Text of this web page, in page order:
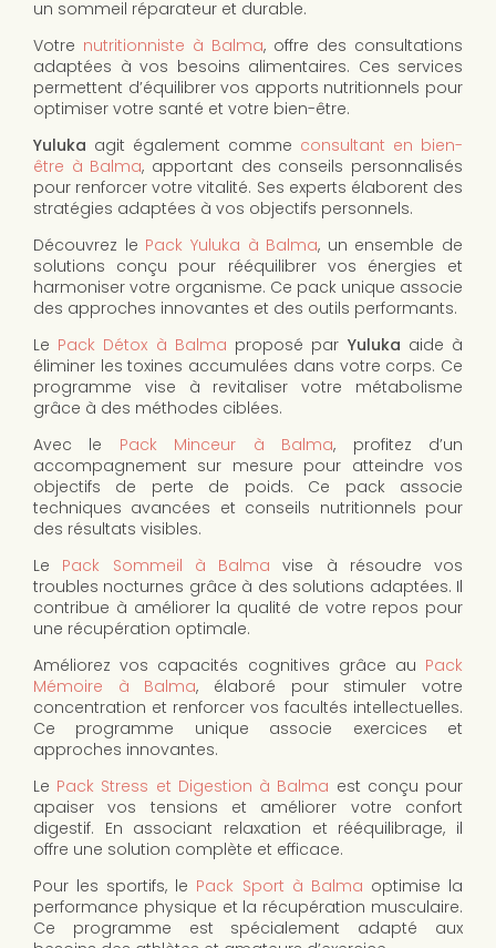
un sommeil réparateur et durable.
Votre nutritionniste à Balma, offre des consultations
adaptées à vos besoins alimentaires. Ces services
permettent d’équilibrer vos apports nutritionnels pour
optimiser votre santé et votre bien-être.
Yuluka agit également comme consultant en bien-
être à Balma, apportant des conseils personnalisés
pour renforcer votre vitalité. Ses experts élaborent des
stratégies adaptées à vos objectifs personnels.
Découvrez le Pack Yuluka à Balma, un ensemble de
solutions conçu pour rééquilibrer vos énergies et
harmoniser votre organisme. Ce pack unique associe
des approches innovantes et des outils performants.
Le Pack Détox à Balma proposé par Yuluka aide à
éliminer les toxines accumulées dans votre corps. Ce
programme vise à revitaliser votre métabolisme
grâce à des méthodes ciblées.
Avec le Pack Minceur à Balma, profitez d’un
accompagnement sur mesure pour atteindre vos
objectifs de perte de poids. Ce pack associe
techniques avancées et conseils nutritionnels pour
des résultats visibles.
Le Pack Sommeil à Balma vise à résoudre vos
troubles nocturnes grâce à des solutions adaptées. Il
contribue à améliorer la qualité de votre repos pour
une récupération optimale.
Améliorez vos capacités cognitives grâce au Pack
Mémoire à Balma, élaboré pour stimuler votre
concentration et renforcer vos facultés intellectuelles.
Ce programme unique associe exercices et
approches innovantes.
Le Pack Stress et Digestion à Balma est conçu pour
apaiser vos tensions et améliorer votre confort
digestif. En associant relaxation et rééquilibrage, il
offre une solution complète et efficace.
Pour les sportifs, le Pack Sport à Balma optimise la
performance physique et la récupération musculaire.
Ce programme est spécialement adapté aux